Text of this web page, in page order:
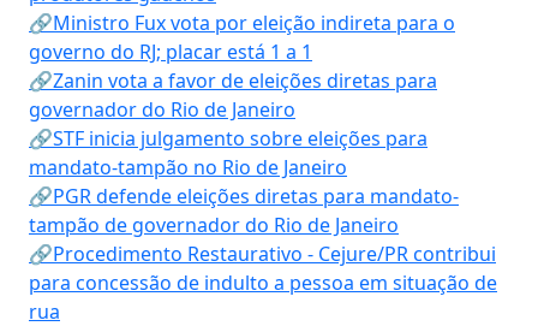
🔗Ministro Fux vota por eleição indireta para o
governo do RJ; placar está 1 a 1
🔗Zanin vota a favor de eleições diretas para
governador do Rio de Janeiro
🔗STF inicia julgamento sobre eleições para
mandato-tampão no Rio de Janeiro
🔗PGR defende eleições diretas para mandato-
tampão de governador do Rio de Janeiro
🔗Procedimento Restaurativo - Cejure/PR contribui
para concessão de indulto a pessoa em situação de
rua